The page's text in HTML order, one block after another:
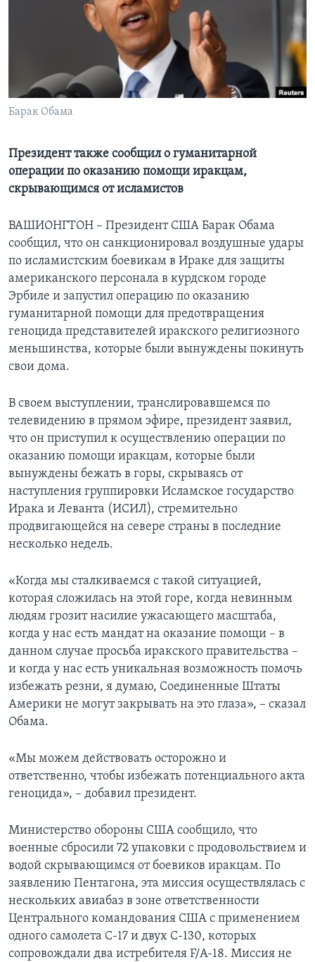
Learning English
Барак Обама
Президент также сообщил о гуманитарной
операции по оказанию помощи иракцам,
скрывающимся от исламистов
ВАШИОНГТОН – Президент США Барак Обама
сообщил, что он санкционировал воздушные удары
по исламистским боевикам в Ираке для защиты
американского персонала в курдском городе
Эрбиле и запустил операцию по оказанию
гуманитарной помощи для предотвращения
геноцида представителей иракского религиозного
меньшинства, которые были вынуждены покинуть
свои дома.
В своем выступлении, транслировавшемся по
телевидению в прямом эфире, президент заявил,
что он приступил к осуществлению операции по
оказанию помощи иракцам, которые были
вынуждены бежать в горы, скрываясь от
наступления группировки Исламское государство
Ирака и Леванта (ИСИЛ), стремительно
продвигающейся на севере страны в последние
несколько недель.
«Когда мы сталкиваемся с такой ситуацией,
которая сложилась на этой горе, когда невинным
людям грозит насилие ужасающего масштаба,
когда у нас есть мандат на оказание помощи – в
данном случае просьба иракского правительства –
и когда у нас есть уникальная возможность помочь
избежать резни, я думаю, Соединенные Штаты
Америки не могут закрывать на это глаза», – сказал
Обама.
«Мы можем действовать осторожно и
ответственно, чтобы избежать потенциального акта
геноцида», – добавил президент.
Министерство обороны США сообщило, что
военные сбросили 72 упаковки с продовольствием и
водой скрывающимся от боевиков иракцам. По
заявлению Пентагона, эта миссия осуществлялась с
нескольких авиабаз в зоне ответственности
Центрального командования США с применением
одного самолета С-17 и двух С-130, которых
сопровождали два истребителя F/A-18. Миссия не